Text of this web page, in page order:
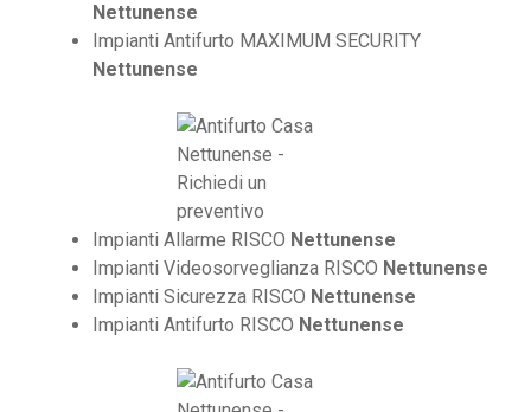
Nettunense
Impianti Antifurto MAXIMUM SECURITY
Nettunense
Impianti Allarme RISCO Nettunense
Impianti Videosorveglianza RISCO Nettunense
Impianti Sicurezza RISCO Nettunense
Impianti Antifurto RISCO Nettunense